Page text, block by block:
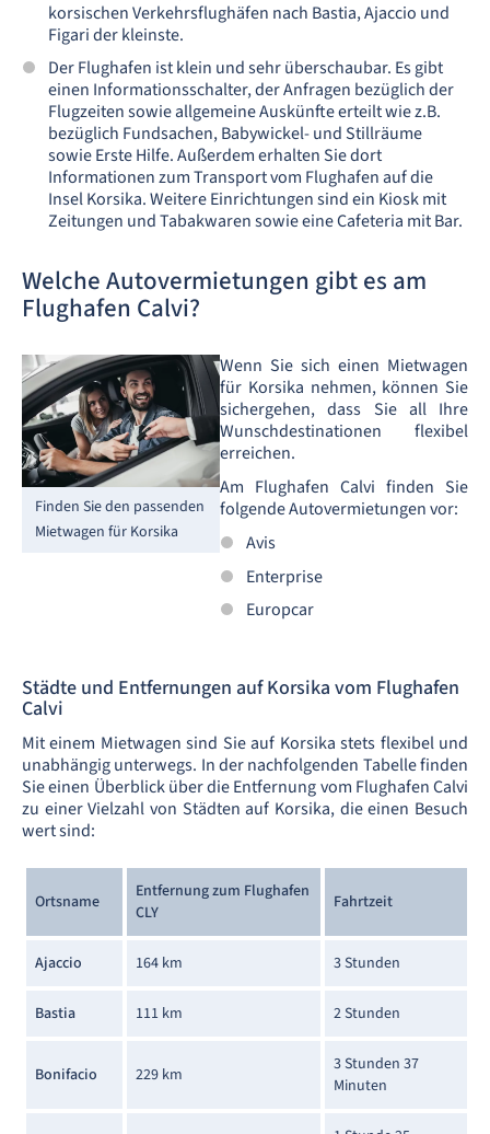
korsischen Verkehrsflughäfen nach Bastia, Ajaccio und
Figari der kleinste.
Der Flughafen ist klein und sehr überschaubar. Es gibt
einen Informationsschalter, der Anfragen bezüglich der
Flugzeiten sowie allgemeine Auskünfte erteilt wie z.B.
bezüglich Fundsachen, Babywickel- und Stillräume
sowie Erste Hilfe. Außerdem erhalten Sie dort
Informationen zum Transport vom Flughafen auf die
Insel Korsika. Weitere Einrichtungen sind ein Kiosk mit
Zeitungen und Tabakwaren sowie eine Cafeteria mit Bar.
Welche Autovermietungen gibt es am
Flughafen Calvi?
Finden Sie den passenden
Mietwagen für Korsika
Wenn Sie sich einen Mietwagen
für Korsika nehmen, können Sie
sichergehen, dass Sie all Ihre
Wunschdestinationen flexibel
erreichen.
Am Flughafen Calvi finden Sie
folgende Autovermietungen vor:
Avis
Enterprise
Europcar
Städte und Entfernungen auf Korsika vom Flughafen
Calvi
Mit einem Mietwagen sind Sie auf Korsika stets flexibel und
unabhängig unterwegs. In der nachfolgenden Tabelle finden
Sie einen Überblick über die Entfernung vom Flughafen Calvi
zu einer Vielzahl von Städten auf Korsika, die einen Besuch
wert sind:
Ortsname
Entfernung zum Flughafen
CLY
Fahrtzeit
Ajaccio 164 km 3 Stunden
Bastia 111 km 2 Stunden
Bonifacio 229 km
3 Stunden 37
Minuten